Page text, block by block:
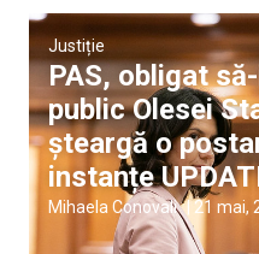
Justiție
PAS, obligat
public Olesei
șteargă o
instanțe
Mihaela Conovali | 21 mai,